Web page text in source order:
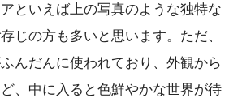
といえば上の写真のような独特な
じの方も多いと思います。ただ、
んだんに使われており、外観から
、中に入ると色鮮やかな世界が待